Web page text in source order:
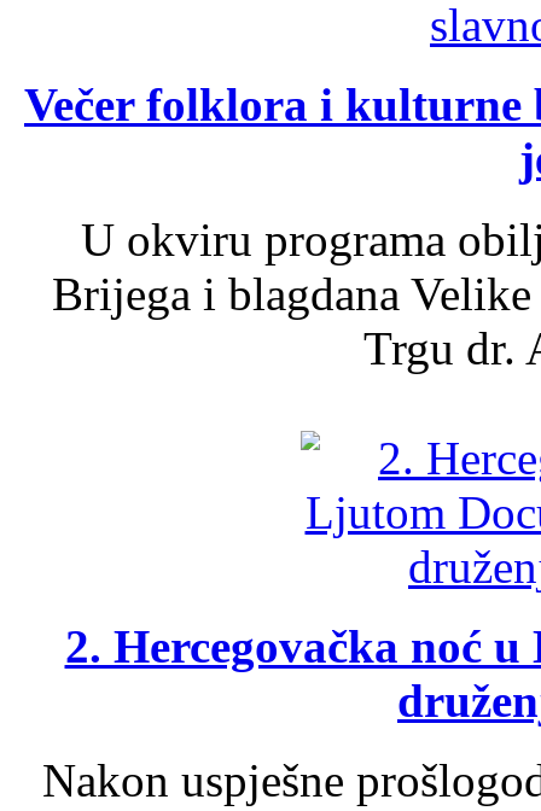
Večer folklora i kulturne
U okviru programa
Brijega i blagdana
Trgu dr.
2. Hercegovačka noć
Nakon uspješne